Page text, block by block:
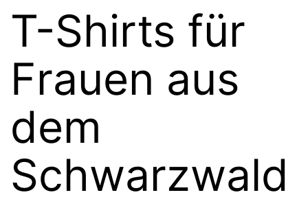
T-Shirts für
Frauen aus
dem
Schwarzwald